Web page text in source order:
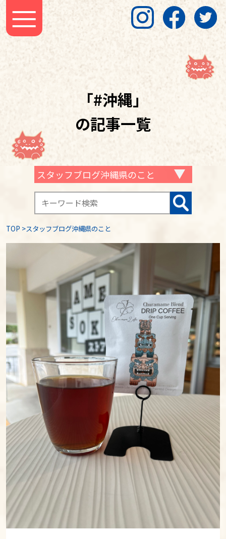
「#沖縄」
の記事一覧
スタッフブログ沖縄県のこと
TOP >スタッフブログ沖縄県のこと